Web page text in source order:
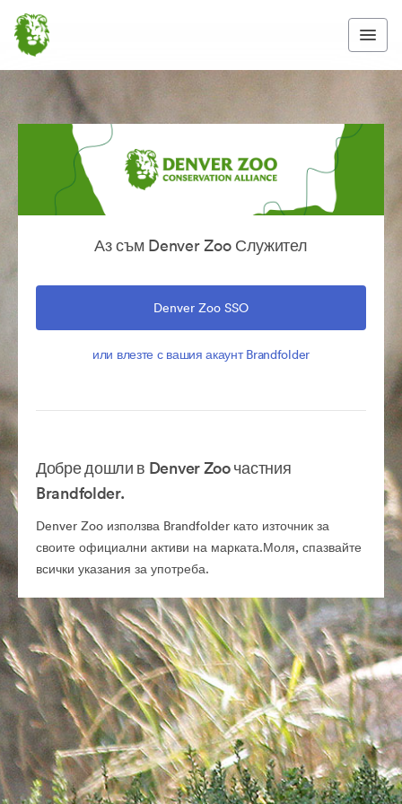
Аз съм Denver Zoo Служител
Denver Zoo SSO
или влезте с вашия акаунт Brandfolder
Добре дошли в Denver Zoo частния
Brandfolder.
Denver Zoo използва Brandfolder като източник за
своите официални активи на марката.Моля, спазвайте
всички указания за употреба.